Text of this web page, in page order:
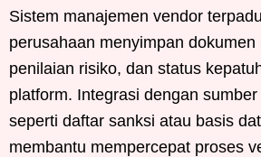
Sistem manajemen vendor
perusahaan menyimpan dokumen
penilaian risiko, dan status
platform. Integrasi dengan
seperti daftar sanksi atau basis
membantu mempercepat proses